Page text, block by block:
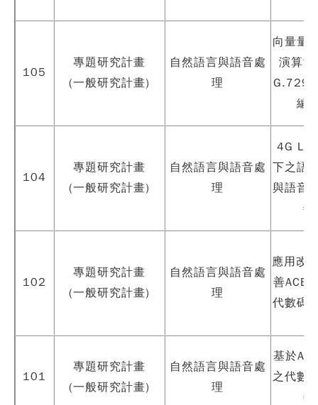
105
專題研究計畫
(一般研究計畫)
自然語言與語音處
理
向量量
演算
G.729
編
104
專題研究計畫
(一般研究計畫)
自然語言與語音處
理
4G
下之語
與語音
善
102
專題研究計畫
(一般研究計畫)
自然語言與語音處
理
應用改
善
代數碼
101
專題研究計畫
(一般研究計畫)
自然語言與語音處
理
基於
之代數
善